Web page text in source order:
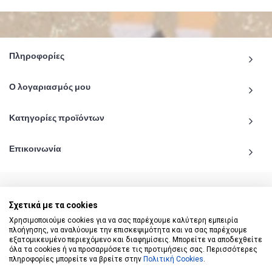
Πληροφορίες
Ο λογαριασμός μου
Κατηγορίες προϊόντων
Επικοινωνία
© 2020 - 2026 katiginetai.gr All Rights Reserved.
Σχετικά με τα cookies
Χρησιμοποιούμε cookies για να σας παρέχουμε καλύτερη εμπειρία
πλοήγησης, να αναλύουμε την επισκεψιμότητα και να σας παρέχουμε
εξατομικευμένο περιεχόμενο και διαφημίσεις. Μπορείτε να αποδεχθείτε
όλα τα cookies ή να προσαρμόσετε τις προτιμήσεις σας. Περισσότερες
πληροφορίες μπορείτε να βρείτε στην Πολιτική Cookies.